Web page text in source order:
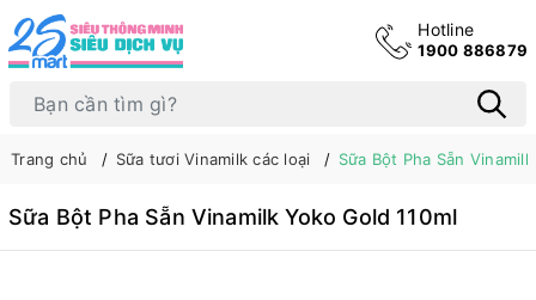
Hotline
1900 886879
Trang chủ Sữa tươi Vinamilk các loại Sữa Bột Pha Sẵn
Sữa Bột Pha Sẵn Vinamilk Yoko Gold 110ml